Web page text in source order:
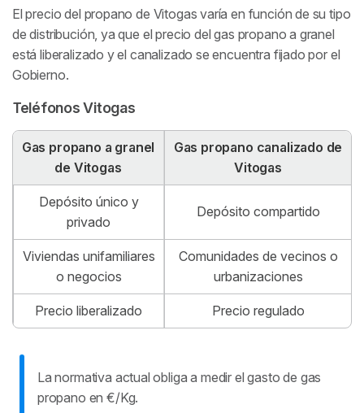
El precio del propano de Vitogas varía en función de su tipo
de distribución, ya que el precio del gas propano a granel
está liberalizado y el canalizado se encuentra fijado por el
Gobierno.
Teléfonos Vitogas
Gas propano a granel
de Vitogas
Gas propano canalizado de
Vitogas
Depósito único y
privado
Depósito compartido
Viviendas unifamiliares
o negocios
Comunidades de vecinos o
urbanizaciones
Precio liberalizado Precio regulado
La normativa actual obliga a medir el gasto de gas
propano en €/Kg.